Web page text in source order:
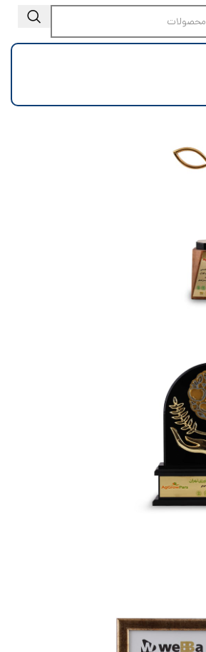
تخصصی نهاده
تخصصی نهاده های
دی ماه ۱۴۰۰
نهاده های
های کشاورزی –
ماه ۱۳۹۸